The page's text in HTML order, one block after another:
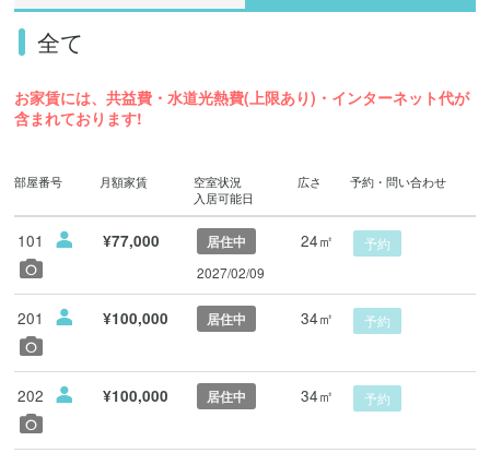
全て
お家賃には、共益費・水道光熱費(上限あり)・インターネット代が
含まれております!
部屋番号 月額家賃
空室状況
入居可能日
広さ 予約・問い合わせ
101 ¥77,000 居住中 24㎡
予約
2027/02/09
201 ¥100,000 居住中 34㎡ 予約
202 ¥100,000 居住中 34㎡ 予約